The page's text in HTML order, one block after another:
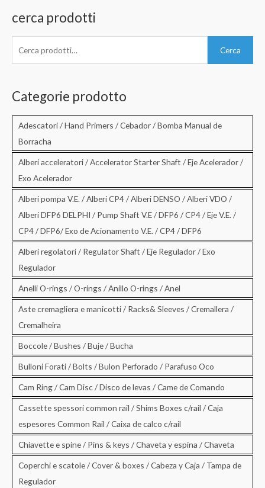
cerca prodotti
c
Cerca
Categorie prodotto
Adescatori / Hand Primers / Cebador / Bomba Manual de
Borracha
Alberi acceleratori / Accelerator Starter Shaft / Eje Acelerador /
Exo Acelerador
Alberi pompa V.E. / Alberi CP4 / Alberi DENSO / Alberi VDO /
Alberi DFP6 DELPHI / Pump Shaft V.E / DFP6 / CP4 / Eje V.E. /
CP4 / DFP6/ Exo de Acionamento V.E. / CP4 / DFP6
Alberi regolatori / Regulator Shaft / Eje Regulador / Exo
Regulador
Anelli O-rings / O-rings / Anillo O-rings / Anel
Aste cremagliera e manicotti / Racks& Sleeves / Cremallera /
Cremalheira
Boccole / Bushes / Buje / Bucha
Bulloni Forati / Bolts / Bulon Perforado / Parafuso Oco
Cam Ring / Cam Disc / Disco de levas / Came de Comando
Cassette spessori common rail / Shims Boxes c/rail / Caja
espesores Common Rail / Caixa de calco c/rail
Chiavette e spine / Pins & keys / Chaveta y espina / Chaveta
Coperchi e scatole / Cover & boxes / Cabeza y Caja / Tampa de
Regulador